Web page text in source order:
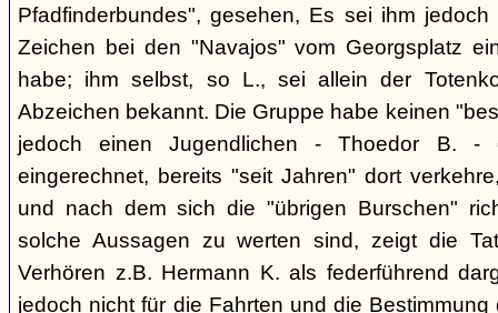
Pfadfinderbundes", gesehen, Es sei ihm
Zeichen bei den "Navajos" vom Georgsplatz
habe; ihm selbst, so L., sei allein der
Abzeichen bekannt. Die Gruppe habe keinen
jedoch einen Jugendlichen - Thoedor B. -
eingerechnet, bereits "seit Jahren" dort
und nach dem sich die "übrigen Burschen"
solche Aussagen zu werten sind, zeigt die
Verhören z.B. Hermann K. als federführend
jedoch nicht für die Fahrten und die